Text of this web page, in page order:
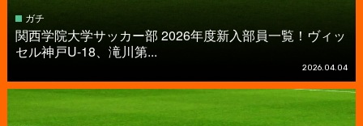
ガチ
関西学院大学サッカー部 2026年度新入部員一覧！ヴィッ
セル神戸U-18、滝川第...
2026.04.04